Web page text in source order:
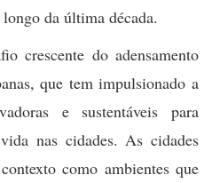
da última década.
crescente do adensamento
que tem impulsionado a
e sustentáveis para
nas cidades. As cidades
como ambientes que